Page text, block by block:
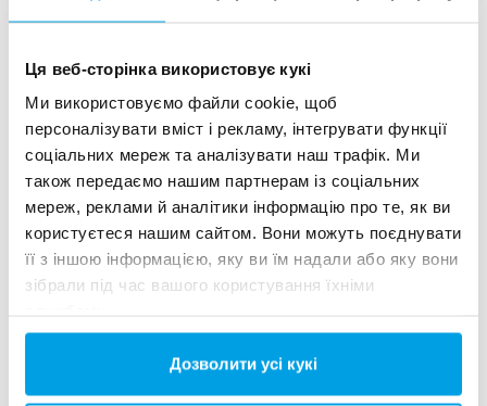
Ця веб-сторінка використовує кукі
Ми використовуємо файли cookie, щоб
персоналізувати вміст і рекламу, інтегрувати функції
соціальних мереж та аналізувати наш трафік. Ми
також передаємо нашим партнерам із соціальних
мереж, реклами й аналітики інформацію про те, як ви
користуєтеся нашим сайтом. Вони можуть поєднувати
її з іншою інформацією, яку ви їм надали або яку вони
зібрали під час вашого користування їхніми
Дозволити усі кукі
2x60 м³/ч сверхчистой воды для электростанции
- WTP в контейнерах 6 x 40 фу...